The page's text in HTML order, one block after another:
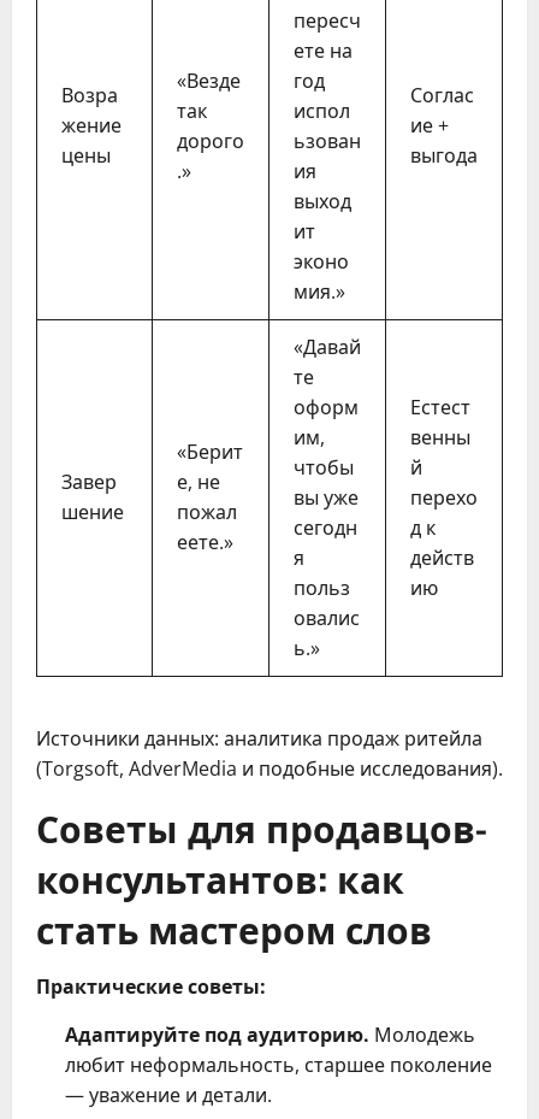
Возра
жение
цены
«Везде
так
дорого
.»
пересч
ете на
год
испол
ьзован
ия
выход
ит
эконо
мия.»
Соглас
ие +
выгода
Завер
шение
«Берит
е, не
пожал
еете.»
«Давай
те
оформ
им,
чтобы
вы уже
сегодн
я
польз
овалис
ь.»
Естест
венны
й
перехо
д к
действ
ию
Источники данных: аналитика продаж ритейла
(Torgsoft, AdverMedia и подобные исследования).
Советы для продавцов-
консультантов: как
стать мастером слов
Практические советы:
Адаптируйте под аудиторию. Молодежь
любит неформальность, старшее поколение
— уважение и детали.